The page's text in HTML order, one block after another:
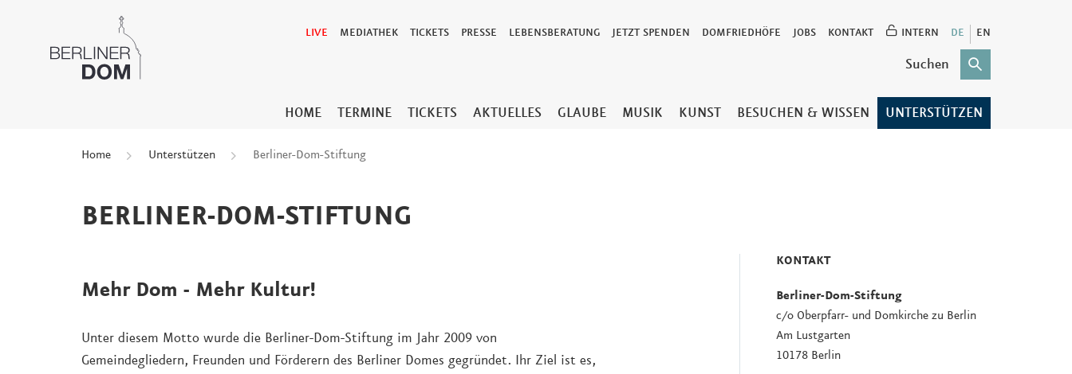
LIVE MEDIATHEK TICKETS PRESSE LEBENSBERATUNG JETZT SPENDEN DOMFRIEDHÖFE JOBS KONTAKT INTERN DE EN
HOME TERMINE TICKETS AKTUELLES GLAUBE MUSIK KUNST BESUCHEN & WISSEN UNTERSTÜTZEN
Home Unterstützen Berliner-Dom-Stiftung
BERLINER-DOM-STIFTUNG
Mehr Dom - Mehr Kultur!
Unter diesem Motto wurde die Berliner-Dom-Stiftung im Jahr 2009 von
Gemeindegliedern, Freunden und Förderern des Berliner Domes gegründet. Ihr Ziel ist es,
KONTAKT
Berliner-Dom-Stiftung
c/o Oberpfarr- und Domkirche zu Berlin
Am Lustgarten
10178 Berlin